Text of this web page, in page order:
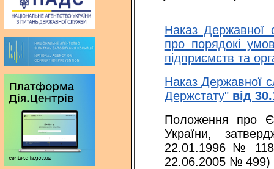
Наказ Державної
про порядокі
підприємств та
Наказ Державної
Держстату" від
Положення про
України,
22.01.1996 № 118
22.06.2005 №